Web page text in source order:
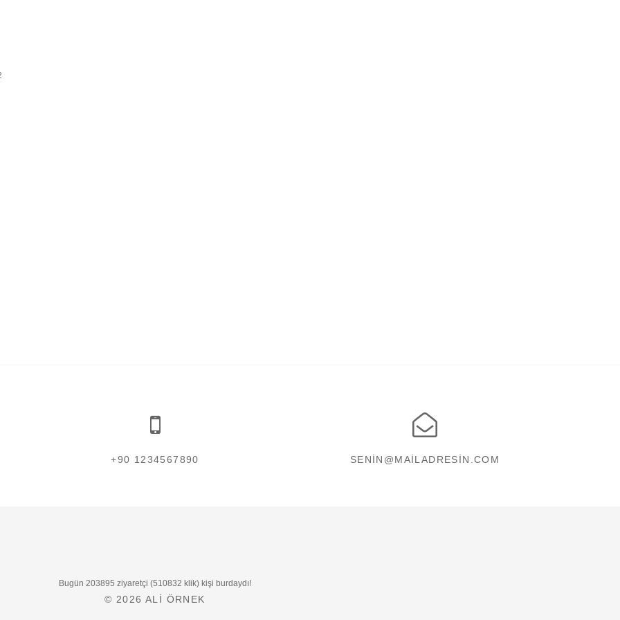
+90 1234567890 SENIN@MAILADRESIN.COM
Bugün 203895 ziyaretçi (510832 klik) kişi burdaydı!
© 2026ALI ÖRNEK